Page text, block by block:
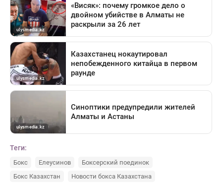
Теги:
Бокс Елеусинов
Боксерский поединок
Бокс Казахстан
Новости бокса Казахстана